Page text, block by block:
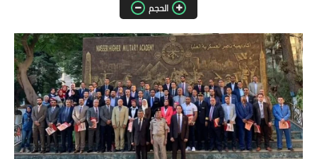
مقالات واراء
محافظات
القاهرة
القليوبية
الجيزة
الحجم